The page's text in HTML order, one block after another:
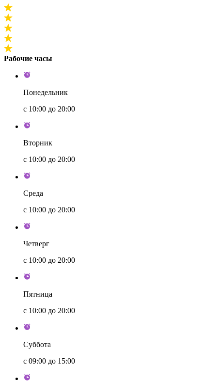
Рабочие часы
Понедельник
с 10:00 до 20:00
Вторник
с 10:00 до 20:00
Среда
с 10:00 до 20:00
Четверг
с 10:00 до 20:00
Пятница
с 10:00 до 20:00
Суббота
с 09:00 до 15:00